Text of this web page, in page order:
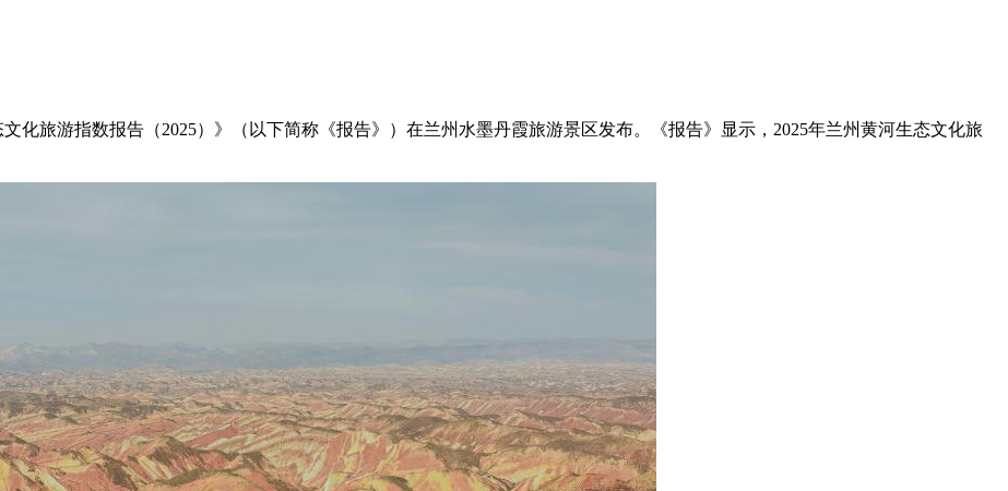
旅游指数报告（2025）》（以下简称《报告》）在兰州水墨丹霞旅游景区发布。《报告》显示，2025年兰州黄河生态文化旅